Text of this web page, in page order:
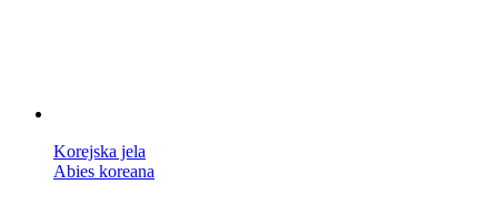
Korejska jela
Abies koreana